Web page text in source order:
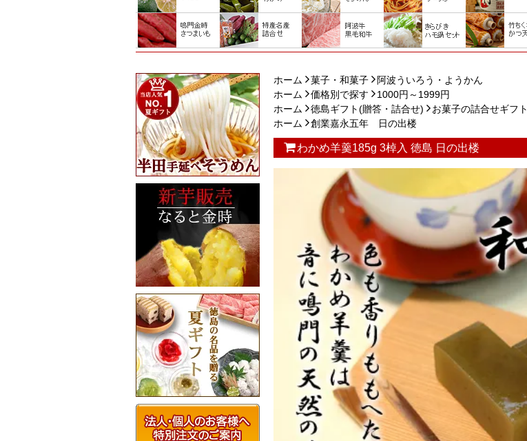
ホーム 菓子・和菓子
阿波ういろう・ようかん
ホーム
価格別で探す
1000円～1999円
ホーム
徳島ギフト(贈答・詰合せ)
お菓子の詰合せギフト
ホーム
創業嘉永五年 日の出楼
わかめ羊羹185g 3棹入 徳島 日の出楼